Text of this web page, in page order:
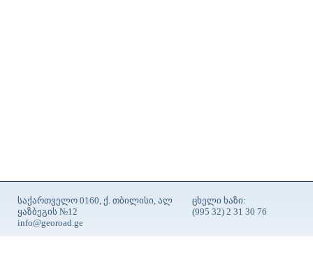
საქართველო 0160, ქ. თბილისი, ალ
ყაზბეგის №12
info@georoad.ge
ცხელი ხაზი:
(995 32) 2 31 30 76